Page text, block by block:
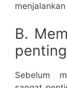
B.
penting
Sebelum